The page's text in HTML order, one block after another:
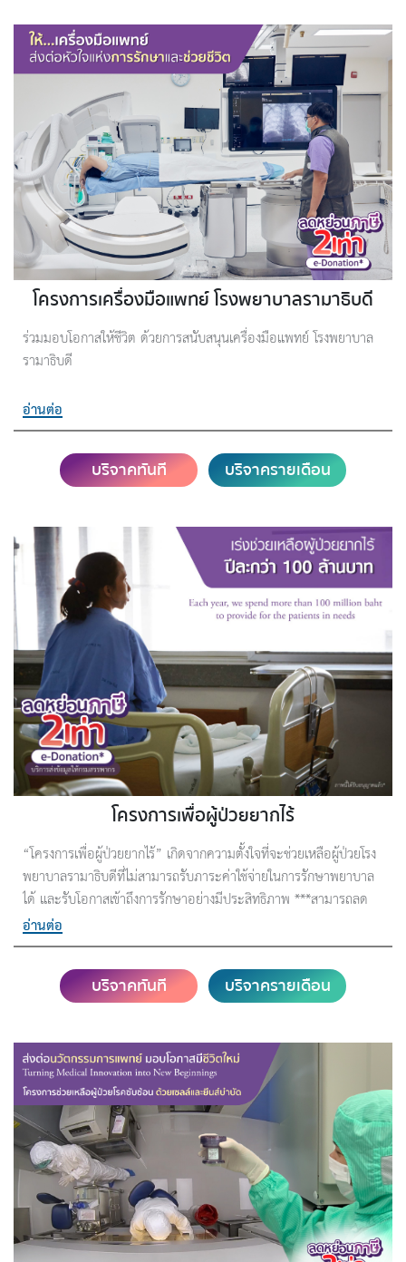
โครงการเครื่องมือแพทย์ โรงพยาบาลรามาธิบดี
ร่วมมอบโอกาสให้ชีวิต ด้วยการสนับสนุนเครื่องมือแพทย์ โรงพยาบาล
รามาธิบดี
อ่านต่อ
บริจาคทันที บริจาครายเดือน
โครงการเพื่อผู้ป่วยยากไร้
“โครงการเพื่อผู้ป่วยยากไร้” เกิดจากความตั้งใจที่จะช่วยเหลือผู้ป่วยโรง
พยาบาลรามาธิบดีที่ไม่สามารถรับภาระค่าใช้จ่ายในการรักษาพยาบาล
ได้ และรับโอกาสเข้าถึงการรักษาอย่างมีประสิทธิภาพ ***สามารถลด
หย่อนภาษี 2 เท่า e-Donation มูลนิธิรามาธิบดีฯ บริการส่งข้อมูลให้
กรมสรรพากร
อ่านต่อ
บริจาคทันที บริจาครายเดือน